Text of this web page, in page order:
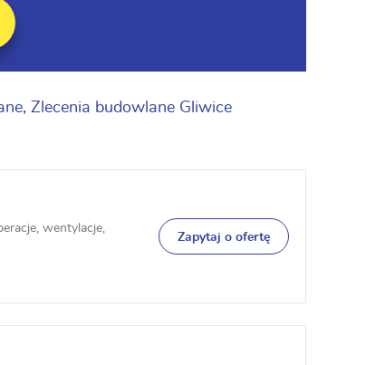
, Zlecenia budowlane Gliwice
wentylacje,
Zapytaj o ofertę